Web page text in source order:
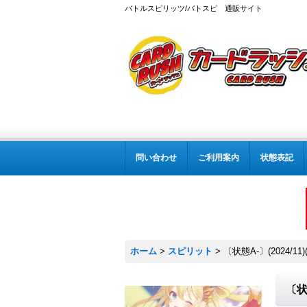
バトルスピリッツ/バトスピ 通販サイト
問い合わせ ご利用案内 状態表記
ホーム > スピリット > 〔状態A-〕(2024/
〔